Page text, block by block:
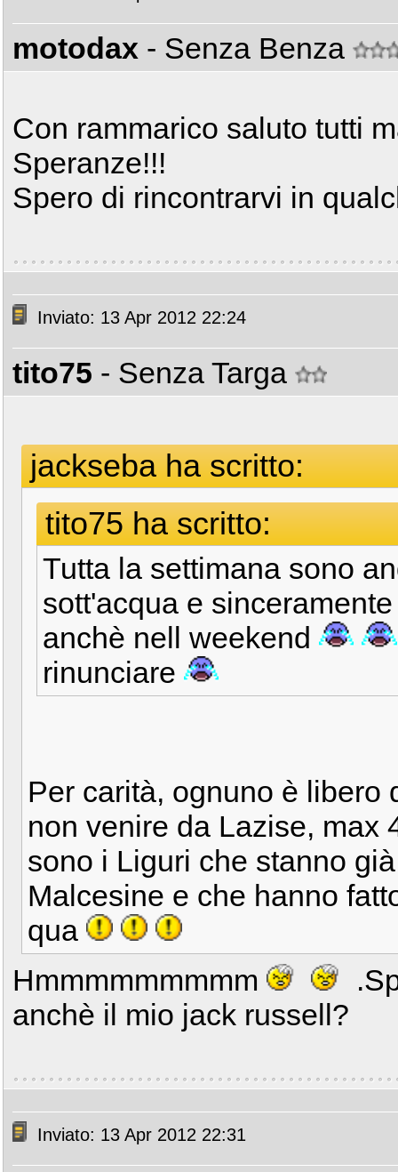
motodax - Senza Benza
Con rammarico saluto tutti
Speranze!!!
Spero di rincontrarvi in
Inviato: 13 Apr 2012 22:24
tito75 - Senza Targa
jackseba ha scritto:
tito75 ha scritto:
Tutta la settimana sono
sott'acqua e
anchè nell weekend
rinunciare
Per carità, ognuno è libero
non venire da Lazise, max
sono i Liguri che stanno
Malcesine e che hanno
qua
Hmmmmmmmmm
anchè il mio jack russell?
Inviato: 13 Apr 2012 22:31